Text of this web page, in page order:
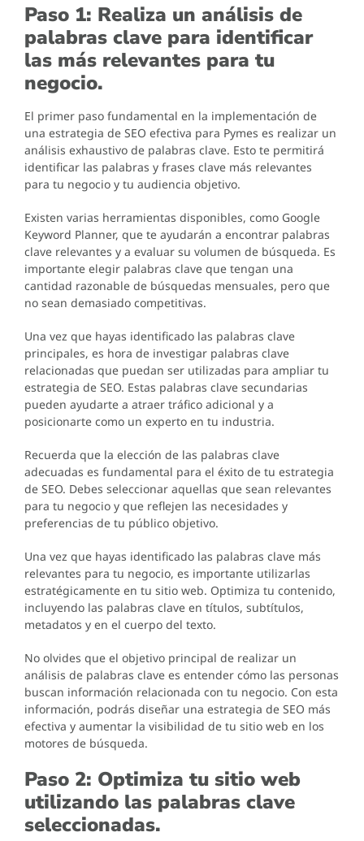
Paso 1: Realiza un análisis de
palabras clave para identificar
las más relevantes para tu
negocio.
El primer paso fundamental en la implementación de
una estrategia de SEO efectiva para Pymes es realizar un
análisis exhaustivo de palabras clave. Esto te permitirá
identificar las palabras y frases clave más relevantes
para tu negocio y tu audiencia objetivo.
Existen varias herramientas disponibles, como Google
Keyword Planner, que te ayudarán a encontrar palabras
clave relevantes y a evaluar su volumen de búsqueda. Es
importante elegir palabras clave que tengan una
cantidad razonable de búsquedas mensuales, pero que
no sean demasiado competitivas.
Una vez que hayas identificado las palabras clave
principales, es hora de investigar palabras clave
relacionadas que puedan ser utilizadas para ampliar tu
estrategia de SEO. Estas palabras clave secundarias
pueden ayudarte a atraer tráfico adicional y a
posicionarte como un experto en tu industria.
Recuerda que la elección de las palabras clave
adecuadas es fundamental para el éxito de tu estrategia
de SEO. Debes seleccionar aquellas que sean relevantes
para tu negocio y que reflejen las necesidades y
preferencias de tu público objetivo.
Una vez que hayas identificado las palabras clave más
relevantes para tu negocio, es importante utilizarlas
estratégicamente en tu sitio web. Optimiza tu contenido,
incluyendo las palabras clave en títulos, subtítulos,
metadatos y en el cuerpo del texto.
No olvides que el objetivo principal de realizar un
análisis de palabras clave es entender cómo las personas
buscan información relacionada con tu negocio. Con esta
información, podrás diseñar una estrategia de SEO más
efectiva y aumentar la visibilidad de tu sitio web en los
motores de búsqueda.
Paso 2: Optimiza tu sitio web
utilizando las palabras clave
seleccionadas.